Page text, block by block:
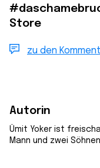
Store
zu den
Autorin
Ümit Yoker ist
Mann und zwei